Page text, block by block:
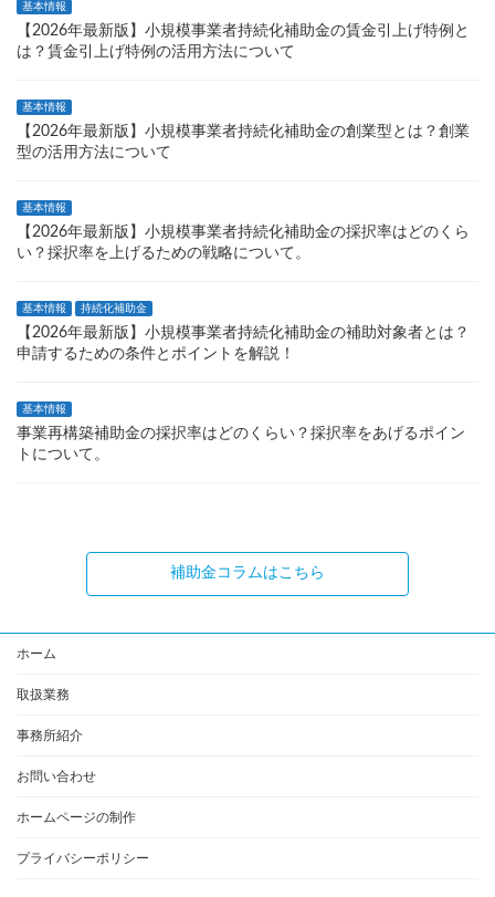
基本情報
【2026年最新版】小規模事業者持続化補助金の賃金引上げ特例と
は？賃金引上げ特例の活用方法について
基本情報
【2026年最新版】小規模事業者持続化補助金の創業型とは？創業
型の活用方法について
基本情報
【2026年最新版】小規模事業者持続化補助金の採択率はどのくら
い？採択率を上げるための戦略について。
基本情報 持続化補助金
【2026年最新版】小規模事業者持続化補助金の補助対象者とは？
申請するための条件とポイントを解説！
基本情報
事業再構築補助金の採択率はどのくらい？採択率をあげるポイン
トについて。
補助金コラムはこちら
ホーム
取扱業務
事務所紹介
お問い合わせ
ホームページの制作
プライバシーポリシー